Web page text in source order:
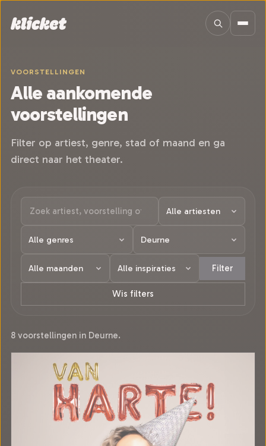
VOORSTELLINGEN
Alle aankomende
voorstellingen
Filter op artiest, genre, stad of maand en ga
direct naar het theater.
Filter
Wis filters
8 voorstellingen in Deurne.